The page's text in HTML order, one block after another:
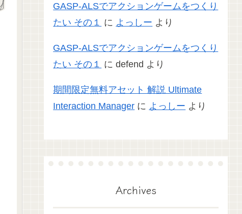
GASP-ALSでアクションゲームをつくり
たい その１ に よっしー より
GASP-ALSでアクションゲームをつくり
たい その１ にdefend より
期間限定無料アセット 解説 Ultimate
Interaction Manager に よっしー より
Archives